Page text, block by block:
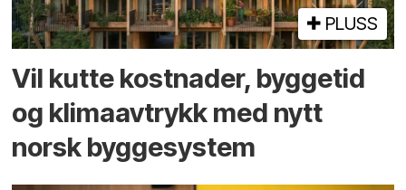
PLUSS
Vil kutte kostnader, byggetid
og klima­avtrykk med nytt
norsk bygge­system